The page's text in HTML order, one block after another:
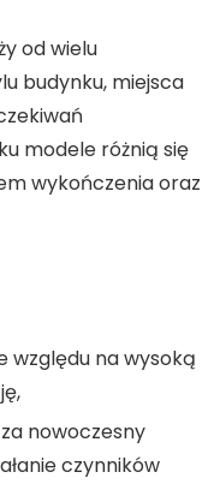
od wielu
budynku, miejsca
modele różnią się
wykończenia oraz
względu na wysoką
nowoczesny
czynników